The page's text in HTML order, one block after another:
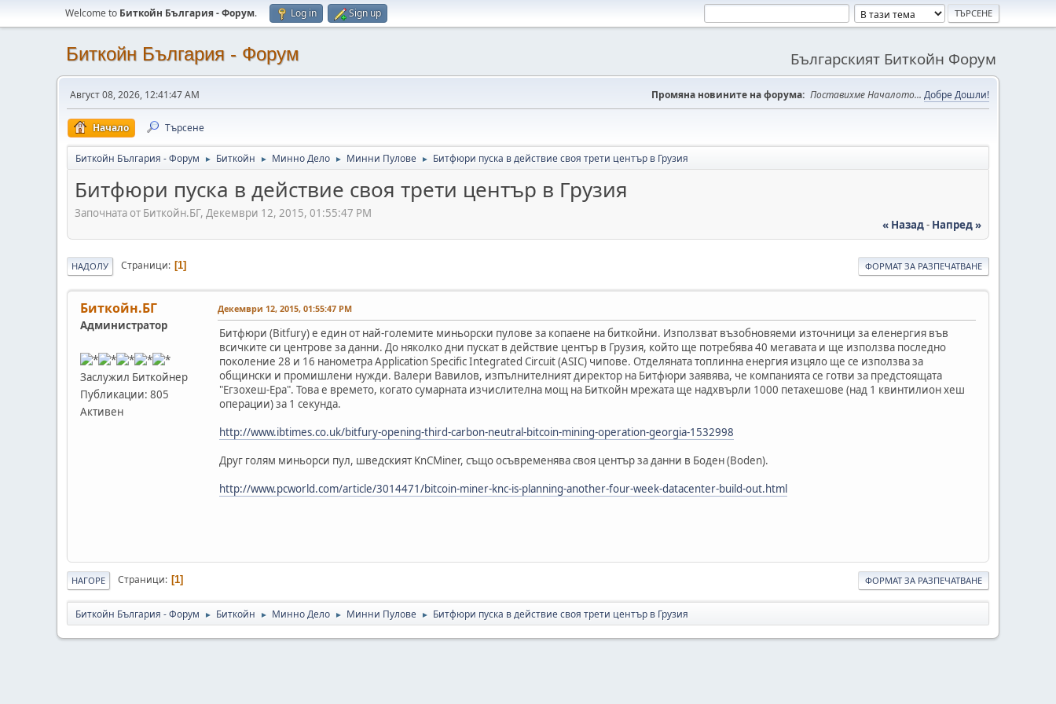
Welcome to Биткойн България - Форум. Log in Sign up
Биткойн България - Форум Българският Биткойн Форум
Август 08, 2026, 12:41:47 AM Промяна новините на форума: Поставихме Началото... Добре Дошли!
Начало Търсене
Биткойн България - Форум ► Биткойн ► Минно Дело ► Минни Пулове ► Битфюри пуска в действие своя трети център в Грузия
Битфюри пуска в действие своя трети център в Грузия
Започната от Биткойн.БГ, Декември 12, 2015, 01:55:47 PM
« Назад- Напред »
ФОРМАТ ЗА РАЗПЕЧАТВАНЕ
НАДОЛУ Страници 1
Биткойн.БГ
Администратор
Заслужил Биткойнер
Публикации: 805
Активен
Декември 12, 2015, 01:55:47 PM
Битфюри (Bitfury) е един от най-големите миньорски пулове за копаене на биткойни. Използват възобновяеми източници за еленергия във
всичките си центрове за данни. До няколко дни пускат в действие център в Грузия, който ще потребява 40 мегавата и ще използва последно
поколение 28 и 16 нанометра Application Specific Integrated Circuit (ASIC) чипове. Отделяната топлинна енергия изцяло ще се използва за
общински и промишлени нужди. Валери Вавилов, изпълнителният директор на Битфюри заявява, че компанията се готви за предстоящата
"Егзохеш-Ера". Това е времето, когато сумарната изчислителна мощ на Биткойн мрежата ще надхвърли 1000 петахешове (над 1 квинтилион хеш
операции) за 1 секунда.
http://www.ibtimes.co.uk/bitfury-opening-third-carbon-neutral-bitcoin-mining-operation-georgia-1532998
Друг голям миньорси пул, шведският KnCMiner, също осъвременява своя център за данни в Боден (Boden).
http://www.pcworld.com/article/3014471/bitcoin-miner-knc-is-planning-another-four-week-datacenter-build-out.html
ФОРМАТ ЗА РАЗПЕЧАТВАНЕ
НАГОРЕ Страници 1
Биткойн България - Форум ► Биткойн ► Минно Дело ► Минни Пулове ► Битфюри пуска в действие своя трети център в Грузия